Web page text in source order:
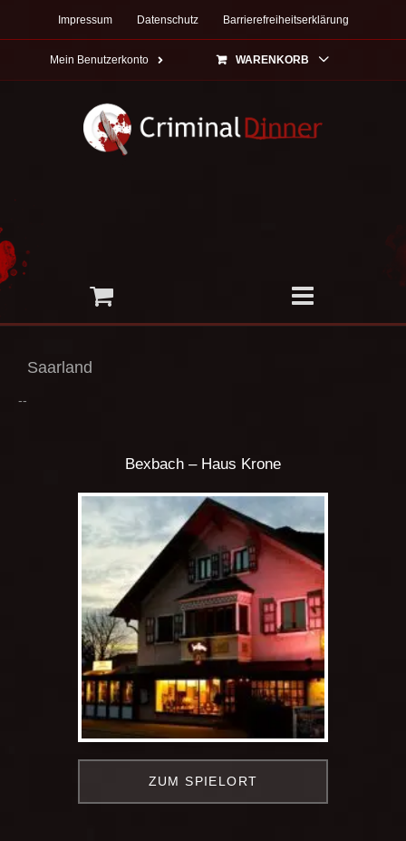
Impressum Datenschutz Barrierefreiheitserklärung
Mein Benutzerkonto WARENKORB
Saarland
--
Bexbach – Haus Krone
ZUM SPIELORT